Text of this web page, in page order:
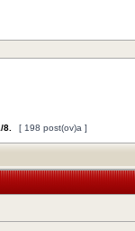
/8 [ 198 post(ov)a ]